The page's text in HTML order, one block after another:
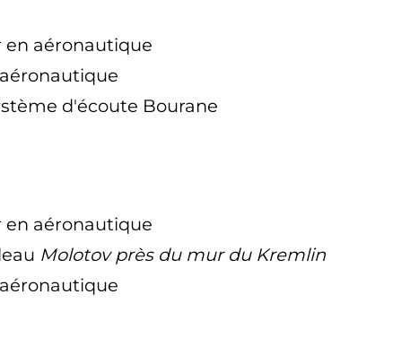
en aéronautique
d'écoute Bourane
en aéronautique
Molotov près du mur du Kremlin